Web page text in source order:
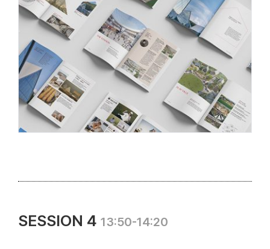
SESSION 4 13:50-14:20